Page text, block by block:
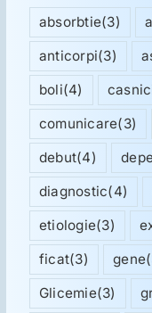
absorbtie(3)
anticorpi(3)
boli(4)
comunicare(3)
debut(4)
diagnostic(4)
etiologie(3)
ficat(3) gene
Glicemie(3)